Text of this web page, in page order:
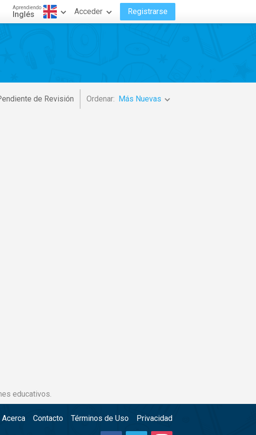
Aprendiendo
Inglés Acceder Registrarse
de Revisión Ordenar: Más Nuevas
educativos.
Acerca Contacto Términos de Uso Privacidad